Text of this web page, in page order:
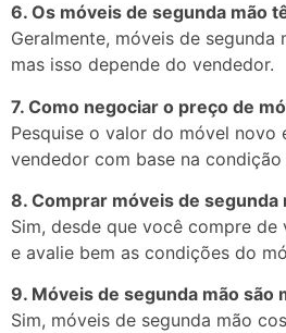
6. Os móveis de segunda mão
Geralmente, móveis de segunda
mas isso depende do vendedor.
7. Como negociar o preço de
Pesquise o valor do móvel novo
vendedor com base na condição
8. Comprar móveis de segunda
Sim, desde que você compre de
e avalie bem as condições do
9. Móveis de segunda mão são
Sim, móveis de segunda mão